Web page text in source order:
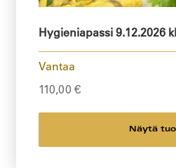
Hygieniapassi 9.12.2026
Vantaa
110,00 €
Näytä